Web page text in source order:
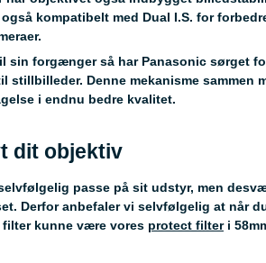
kompatibelt med Dual I.S. for
sin forgænger så har Panasonic sørget
stillbilleder. Denne mekanisme
i endnu bedre kvalitet.
dit objektiv
passe på sit udstyr, men
Derfor anbefaler vi selvfølgelig at når
filter kunne være vores protect filter i